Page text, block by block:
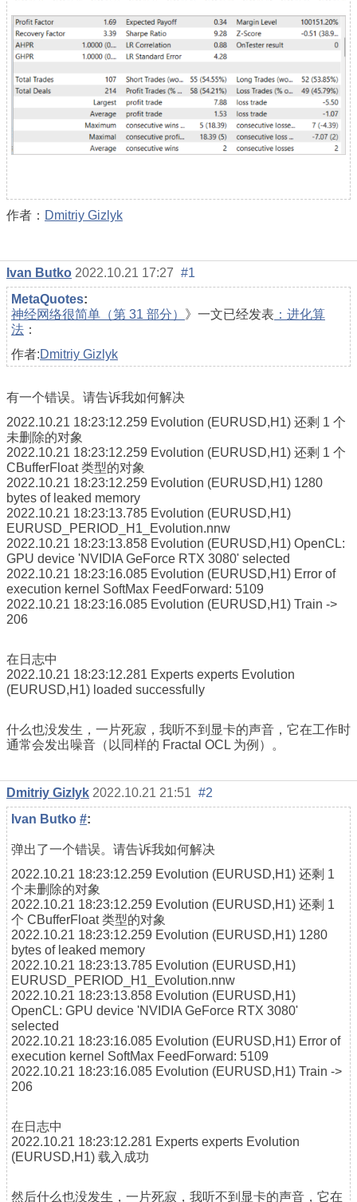
作者： Dmitriy Gizlyk
Ivan Butko 2022.10.21 17:27 #1
MetaQuotes:
神经网络很简单（第 31 部分） 》一文已经发表 ：进化算
法 ：
作者:Dmitriy Gizlyk
有一个错误。请告诉我如何解决
2022.10.21 18:23:12.259 Evolution (EURUSD,H1) 还剩 1 个
未删除的对象
2022.10.21 18:23:12.259 Evolution (EURUSD,H1) 还剩 1 个
CBufferFloat 类型的对象
2022.10.21 18:23:12.259 Evolution (EURUSD,H1) 1280
bytes of leaked memory
2022.10.21 18:23:13.785 Evolution (EURUSD,H1)
EURUSD_PERIOD_H1_Evolution.nnw
2022.10.21 18:23:13.858 Evolution (EURUSD,H1) OpenCL:
GPU device 'NVIDIA GeForce RTX 3080' selected
2022.10.21 18:23:16.085 Evolution (EURUSD,H1) Error of
execution kernel SoftMax FeedForward: 5109
2022.10.21 18:23:16.085 Evolution (EURUSD,H1) Train ->
206
在日志中
2022.10.21 18:23:12.281 Experts experts Evolution
(EURUSD,H1) loaded successfully
什么也没发生，一片死寂，我听不到显卡的声音，它在工作时
通常会发出噪音（以同样的 Fractal OCL 为例）。
Dmitriy Gizlyk 2022.10.21 21:51 #2
Ivan Butko #:
弹出了一个错误。请告诉我如何解决
2022.10.21 18:23:12.259 Evolution (EURUSD,H1) 还剩 1
个未删除的对象
2022.10.21 18:23:12.259 Evolution (EURUSD,H1) 还剩 1
个 CBufferFloat 类型的对象
2022.10.21 18:23:12.259 Evolution (EURUSD,H1) 1280
bytes of leaked memory
2022.10.21 18:23:13.785 Evolution (EURUSD,H1)
EURUSD_PERIOD_H1_Evolution.nnw
2022.10.21 18:23:13.858 Evolution (EURUSD,H1)
OpenCL: GPU device 'NVIDIA GeForce RTX 3080'
selected
2022.10.21 18:23:16.085 Evolution (EURUSD,H1) Error of
execution kernel SoftMax FeedForward: 5109
2022.10.21 18:23:16.085 Evolution (EURUSD,H1) Train ->
206
在日志中
2022.10.21 18:23:12.281 Experts experts Evolution
(EURUSD,H1) 载入成功
然后什么也没发生，一片死寂，我听不到显卡的声音，它在